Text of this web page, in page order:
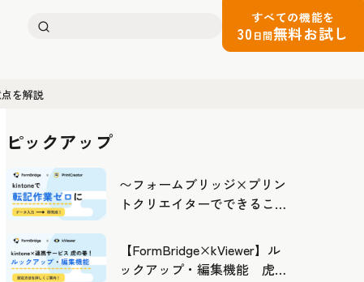
検
すべての機能を
30 日間無料お試し
を解説
ピックアップ
〜フォームブリッジ×プリン
トクリエイターでできるこ
よう
【FormBridge×kViewer】ル
ックアップ・編集機能 虎の